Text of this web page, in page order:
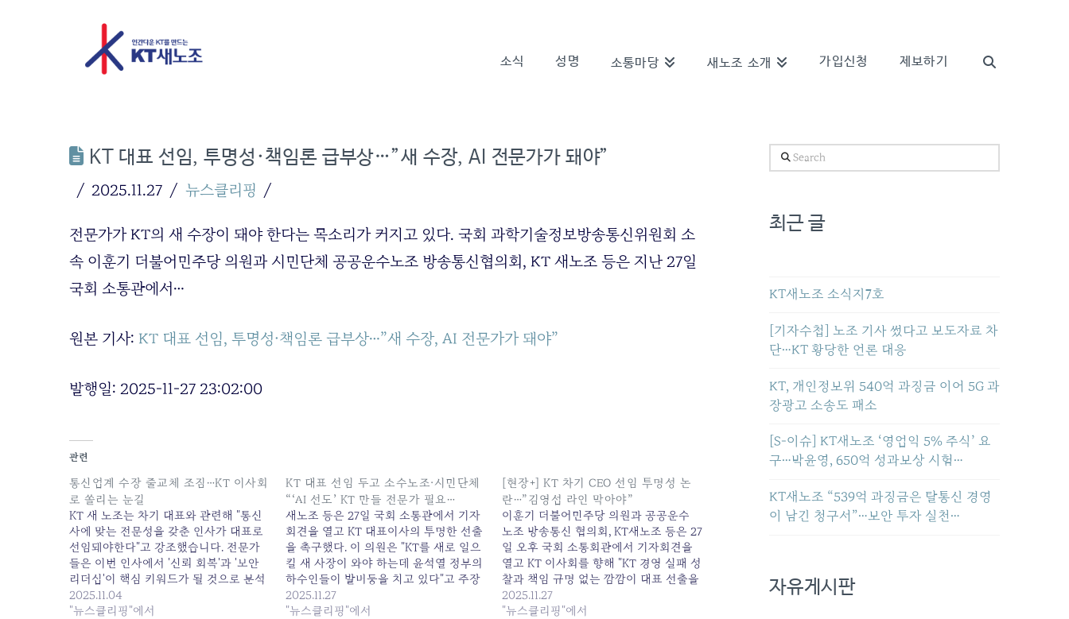
소식 성명 소통마당 새노조 소개 가입신청 제보하기
KT 대표 선임, 투명성·책임론 급부상…”새 수장, AI 전문가가 돼야”
2025.11.27 뉴스클리핑
전문가가 KT의 새 수장이 돼야 한다는 목소리가 커지고 있다. 국회 과학기술정보방송통신위원회 소
속 이훈기 더불어민주당 의원과 시민단체 공공운수노조 방송통신협의회, KT 새노조 등은 지난 27일
국회 소통관에서…
원본 기사: KT 대표 선임, 투명성·책임론 급부상…”새 수장, AI 전문가가 돼야”
발행일: 2025-11-27 23:02:00
관련
통신업계 수장 줄교체 조짐…KT 이사회
로 쏠리는 눈길
KT 새 노조는 차기 대표와 관련해 "통신
사에 맞는 전문성을 갖춘 인사가 대표로
선임돼야한다"고 강조했습니다. 전문가
들은 이번 인사에서 '신뢰 회복'과 '보안
리더십'이 핵심 키워드가 될 것으로 분석
합니다. ▶ 인터뷰... 원본 기사: 통신업계
수장 줄교체 조짐…KT 이사회로 쏠리는
2025.11.04
"뉴스클리핑"에서
KT 대표 선임 두고 소수노조·시민단체
“‘AI 선도’ KT 만들 전문가 필요…
새노조 등은 27일 국회 소통관에서 기자
회견을 열고 KT 대표이사의 투명한 선출
을 촉구했다. 이 의원은 "KT를 새로 일으
킬 새 사장이 와야 하는데 윤석열 정부의
하수인들이 발버둥을 치고 있다"고 주장
했다. 이들은 차기... 원본 기사: KT 대표
선임 두고 소수노조·시민단체 "'AI 선도'
2025.11.27
"뉴스클리핑"에서
[현장+] KT 차기 CEO 선임 투명성 논
란…”김영섭 라인 막아야”
이훈기 더불어민주당 의원과 공공운수
노조 방송통신 협의회, KT새노조 등은 27
일 오후 국회 소통회관에서 기자회견을
열고 KT 이사회를 향해 "KT 경영 실패 성
찰과 책임 규명 없는 깜깜이 대표 선출을
멈추라"고 요구했다.... 원본 기사: [현장+]
KT 차기 CEO 선임 투명성 논란…"김영섭
2025.11.27
"뉴스클리핑"에서
Search
최근 글
KT새노조 소식지7호
[기자수첩] 노조 기사 썼다고 보도자료 차
단…KT 황당한 언론 대응
KT, 개인정보위 540억 과징금 이어 5G 과
장광고 소송도 패소
[S-이슈] KT새노조 ‘영업익 5% 주식’ 요
구…박윤영, 650억 성과보상 시험…
KT새노조 “539억 과징금은 탈통신 경영
이 남긴 청구서”…보안 투자 실천…
자유게시판